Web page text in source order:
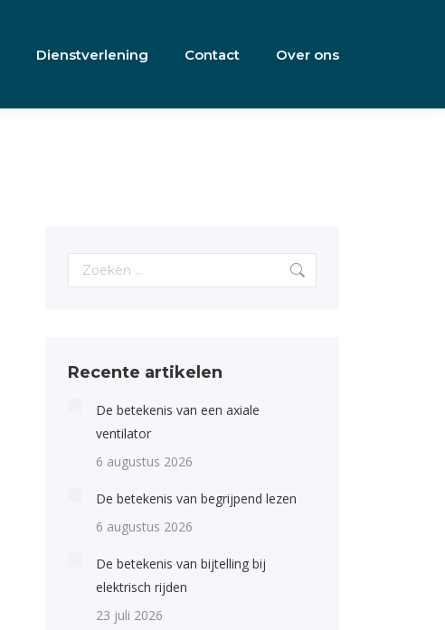
Dienstverlening Contact Over ons
Search:
Recente artikelen
De betekenis van een axiale
ventilator
6 augustus 2026
De betekenis van begrijpend lezen
6 augustus 2026
De betekenis van bijtelling bij
elektrisch rijden
23 juli 2026